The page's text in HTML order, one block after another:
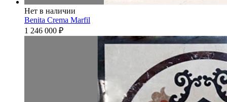
Нет в наличии
Benita Crema Marfil
1 246 000 ₽